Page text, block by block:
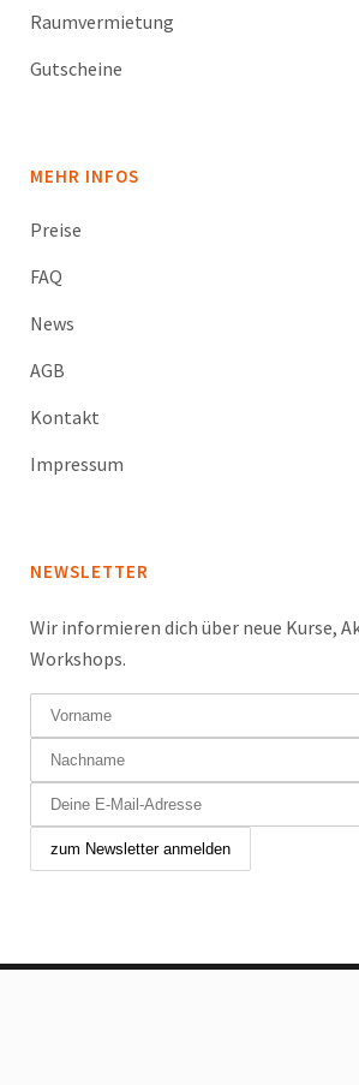
Raumvermietung
Gutscheine
MEHR INFOS
Preise
FAQ
News
AGB
Kontakt
Impressum
NEWSLETTER
Wir informieren dich über neue Kurse,
Workshops.